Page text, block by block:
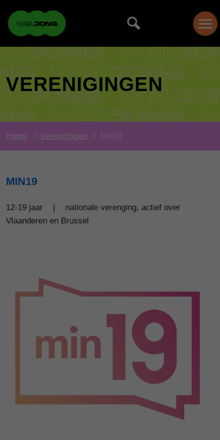
VERENIGINGEN
Home Verenigingen Min19
MIN19
12-19 jaar |
nationale verenging, actief over
Vlaanderen en Brussel